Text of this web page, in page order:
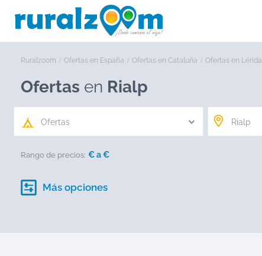
Ruralzoom Ofertas en España Ofertas en Cataluña Ofertas en Lérida
Ofertas en Rialp
Ofertas
Rango de precios: € a€
Más opciones